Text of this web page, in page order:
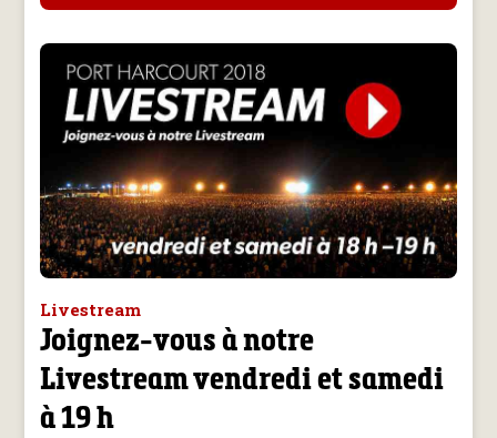
Livestream
Joignez-vous à notre
Livestream vendredi et samedi
à 19 h